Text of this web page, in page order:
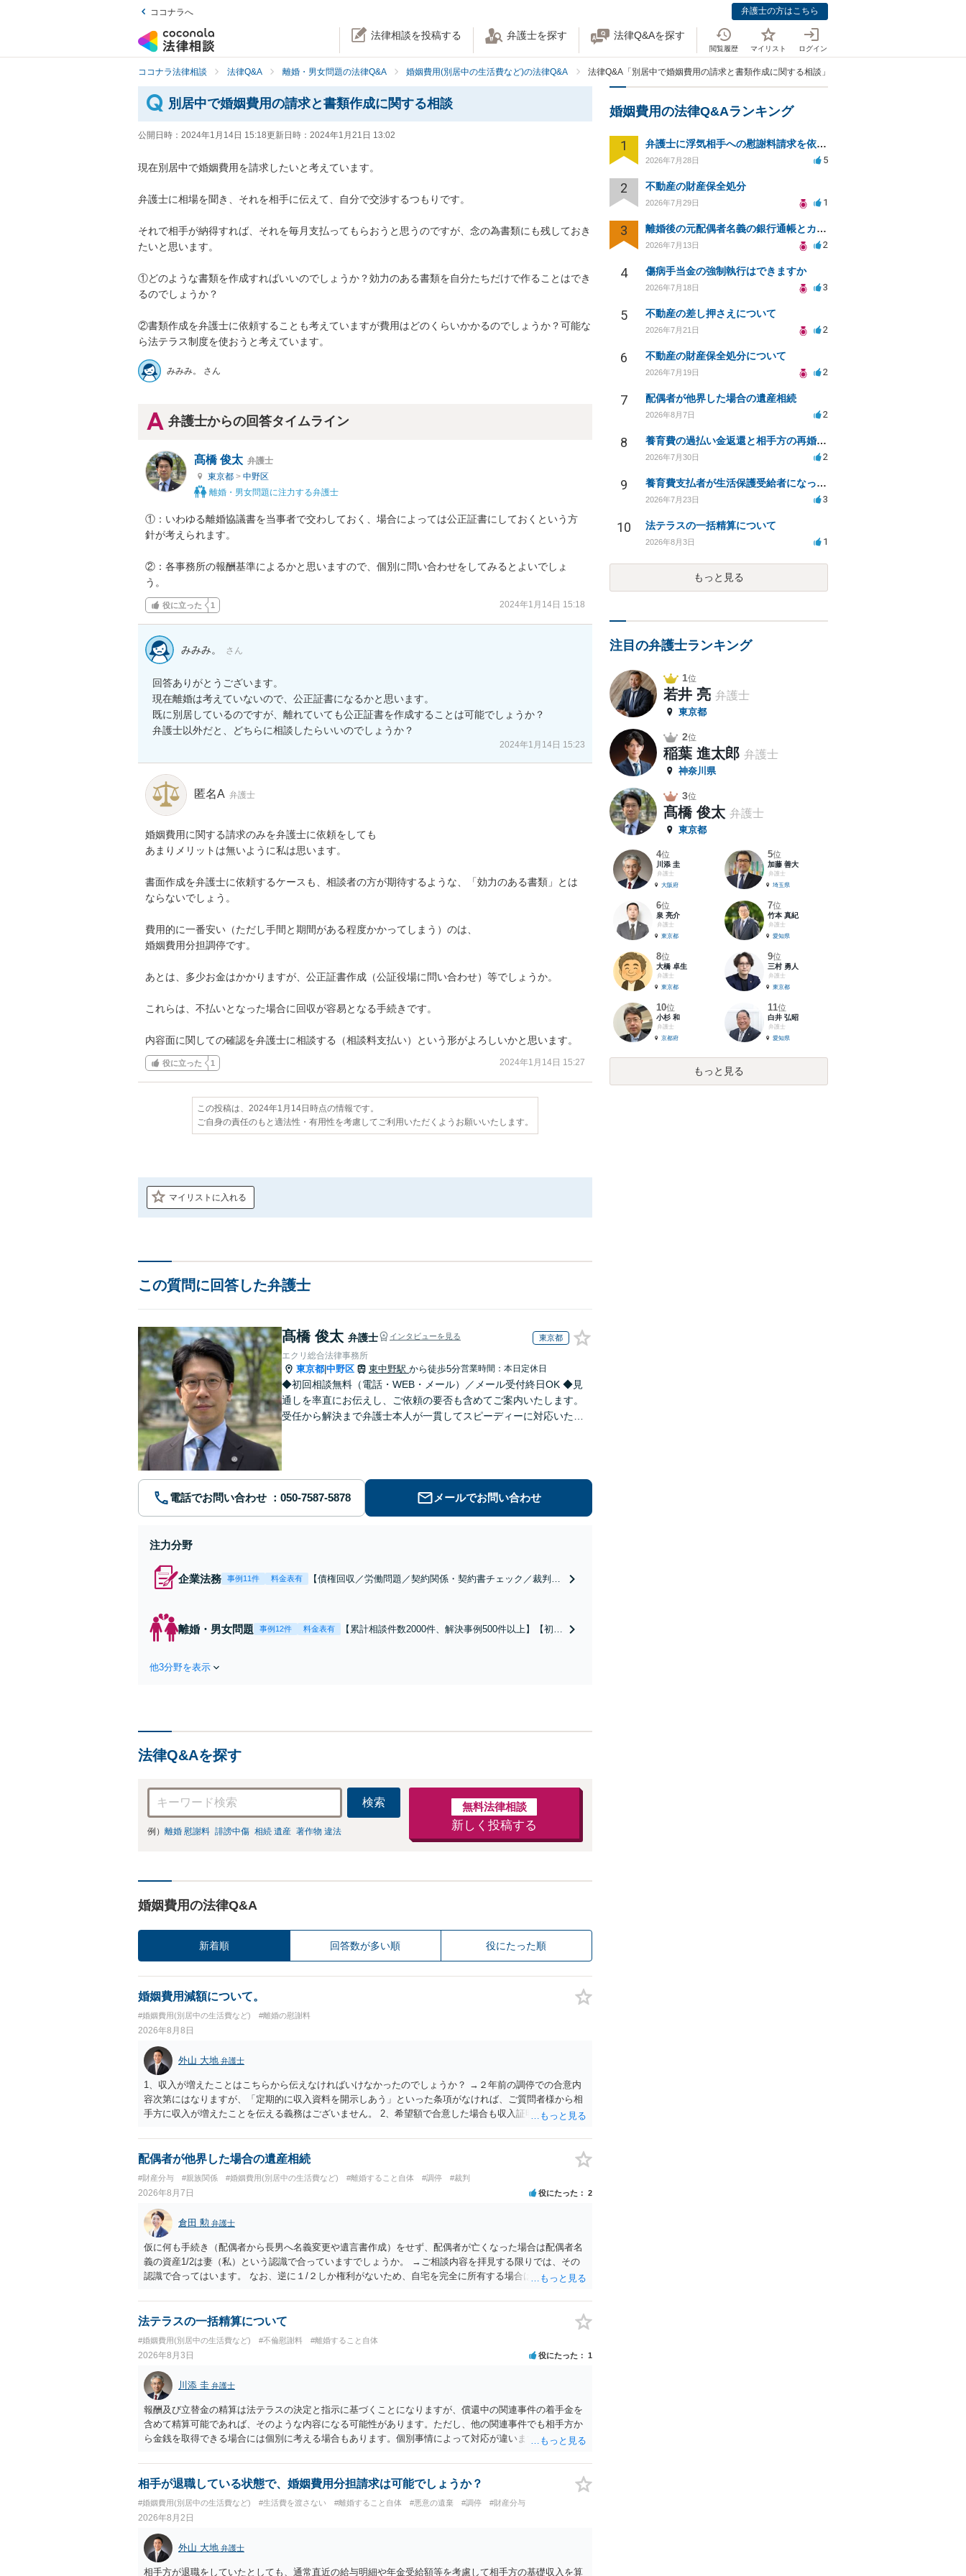
ココナラへ 弁護士の方はこちら
法律相談を投稿する 弁護士を探す 法律Q&Aを探す
閲覧履歴 マイリスト ログイン
ココナラ法律相談 法律Q&A 離婚・男女問題の法律Q&A 婚姻費用(別居中の生活費など)の法律Q&A 法律Q&A「別居中で婚姻費用の請求と書類作成に関する相談」
別居中で婚姻費用の請求と書類作成に関する相談
公開日時： 2024年1月14日 15:18更新日時： 2024年1月21日 13:02
現在別居中で婚姻費用を請求したいと考えています。
弁護士に相場を聞き、それを相手に伝えて、自分で交渉するつもりです。
それで相手が納得すれば、それを毎月支払ってもらおうと思うのですが、念の為書類にも残しておき
たいと思います。
①どのような書類を作成すればいいのでしょうか？効力のある書類を自分たちだけで作ることはでき
るのでしょうか？
②書類作成を弁護士に依頼することも考えていますが費用はどのくらいかかるのでしょうか？可能な
ら法テラス制度を使おうと考えています。
みみみ。 さん
弁護士からの回答タイムライン
髙橋 俊太 弁護士
東京都 > 中野区
離婚・男女問題に注力する弁護士
①：いわゆる離婚協議書を当事者で交わしておく、場合によっては公正証書にしておくという方
針が考えられます。
②：各事務所の報酬基準によるかと思いますので、個別に問い合わせをしてみるとよいでしょ
う。
役に立った 1 2024年1月14日 15:18
みみみ。 さん
回答ありがとうございます。
現在離婚は考えていないので、公正証書になるかと思います。
既に別居しているのですが、離れていても公正証書を作成することは可能でしょうか？
弁護士以外だと、どちらに相談したらいいのでしょうか？
2024年1月14日 15:23
匿名A 弁護士
婚姻費用に関する請求のみを弁護士に依頼をしても
あまりメリットは無いように私は思います。
書面作成を弁護士に依頼するケースも、相談者の方が期待するような、「効力のある書類」とは
ならないでしょう。
費用的に一番安い（ただし手間と期間がある程度かかってしまう）のは、
婚姻費用分担調停です。
あとは、多少お金はかかりますが、公正証書作成（公証役場に問い合わせ）等でしょうか。
これらは、不払いとなった場合に回収が容易となる手続きです。
内容面に関しての確認を弁護士に相談する（相談料支払い）という形がよろしいかと思います。
役に立った 1 2024年1月14日 15:27
この投稿は、2024年1月14日時点の情報です。
ご自身の責任のもと適法性・有用性を考慮してご利用いただくようお願いいたします。
マイリストに入れる
この質問に回答した弁護士
髙橋 俊太 弁護士 インタビューを見る 東京都
エクリ総合法律事務所
東京都 中野区 東中野駅 から徒歩5分営業時間：本日定休日
◆初回相談無料（電話・WEB・メール）／メール受付終日OK ◆見
通しを率直にお伝えし、ご依頼の要否も含めてご案内いたします。
受任から解決まで弁護士本人が一貫してスピーディーに対応いたし
電話でお問い合わせ メールでお問い合わせ
注力分野
企業法務 事例11件 料金表有
【債権回収／労働問題／契約関係・契約書チェック／裁判対
をお探しの方もご相談ください！【顧問経験豊富】【個別案
件も対応OK】
離婚・男女問題 事例12件 料金表有
【累計相談件数2000件、解決事例500件以上】【初回
他3分野を表示
法律Q&Aを探す
検索
例） 離婚 慰謝料 誹謗中傷 相続 遺産 著作物 違法
無料法律相談
新しく投稿する
婚姻費用の法律Q&A
新着順 回答数が多い順 役にたった順
婚姻費用減額について。
#婚姻費用(別居中の生活費など) #離婚の慰謝料
2026年8月8日
外山 大地 弁護士
1、収入が増えたことはこちらから伝えなければいけなかったのでしょうか？ →２年前の調停での合意内
容次第にはなりますが、「定期的に収入資料を開示しあう」といった条項がなければ、ご質問者様から相
手方に収入が増えたことを伝える義務はございません。 2、希望額で合意した場合も収入証明で算定表通
れた金額と異なっていたとしても、合意した希望額が婚姻費用の金額となります。
配偶者が他界した場合の遺産相続
#財産分与 #親族関係 #婚姻費用(別居中の生活費など) #離婚すること自体 #調停 #裁判
2026年8月7日 役にたった 2
倉田 勲 弁護士
仮に何も手続き（配偶者から長男へ名義変更や遺言書作成）をせず、配偶者が亡くなった場合は配偶者名
義の資産1/2は妻（私）という認識で合っていますでしょうか。 →ご相談内容を拝見する限りでは、その
認識で合ってはいます。 なお、逆に１/２しか権利がないため、自宅を完全に所有する場合は、他の相続
法テラスの一括精算について
#婚姻費用(別居中の生活費など) #不倫慰謝料 #離婚すること自体
2026年8月3日 役にたった 1
川添 圭 弁護士
報酬及び立替金の精算は法テラスの決定と指示に基づくことになりますが、償還中の関連事件の着手金を
含めて精算可能であれば、そのような内容になる可能性があります。ただし、他の関連事件でも相手方か
ら金銭を取得できる場合には個別に考える場合もあります。個別事情によって対応が違いますので、法テ
相手が退職している状態で、婚姻費用分担請求は可能でしょうか？
#婚姻費用(別居中の生活費など) #生活費を渡さない #離婚すること自体 #悪意の遺棄 #調停 #財産分与
2026年8月2日
外山 大地 弁護士
相手方が退職をしていたとしても、通常直近の給与明細や年金受給額等を考慮して相手方の基礎収入を算
婚姻費用の法律Q&Aランキング
1 弁護士に浮気相手への慰謝料請求を依頼する費用相場は？
2026年7月28日 5
2 不動産の財産保全処分
2026年7月29日 1
3 離婚後の元配偶者名義の銀行通帳とカードの処分方法について
2026年7月13日 2
4 傷病手当金の強制執行はできますか
2026年7月18日 3
5 不動産の差し押さえについて
2026年7月21日 2
6 不動産の財産保全処分について
2026年7月19日 2
7 配偶者が他界した場合の遺産相続
2026年8月7日 2
8 養育費の過払い金返還と相手方の再婚に関する相談
2026年7月30日 2
9 養育費支払者が生活保護受給者になった場合の支払い可否
2026年7月23日 3
10 法テラスの一括精算について
2026年8月3日 1
もっと見る
注目の弁護士ランキング
1位
若井 亮 弁護士
東京都
2位
稲葉 進太郎 弁護士
神奈川県
3位
髙橋 俊太 弁護士
東京都
4位
川添 圭
弁護士
大阪府
5位
加藤 善大
弁護士
埼玉県
6位
泉 亮介
弁護士
東京都
7位
竹本 真紀
弁護士
愛知県
8位
大橋 卓生
弁護士
東京都
9位
三村 勇人
弁護士
東京都
10位
小杉 和
弁護士
京都府
11位
白井 弘昭
弁護士
愛知県
もっと見る